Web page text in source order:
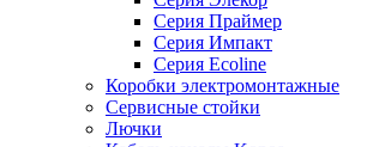
Серия Праймер
Серия Импакт
Серия Ecoline
Коробки электромонтажные
Сервисные стойки
Лючки